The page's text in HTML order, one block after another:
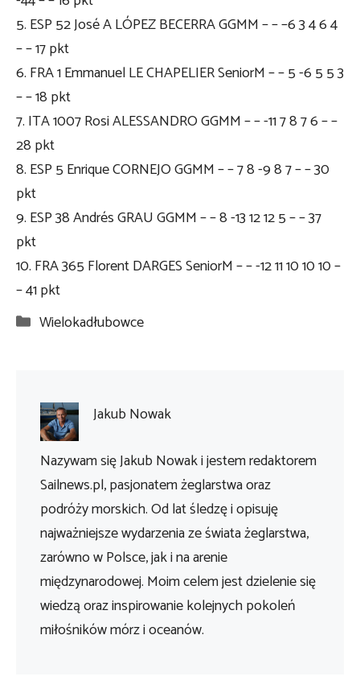
5. ESP 52 José A LÓPEZ BECERRA GGMM – – –6 3 4 6 4
– – 17 pkt
6. FRA 1 Emmanuel LE CHAPELIER SeniorM – – 5 -6 5 5 3
– – 18 pkt
7. ITA 1007 Rosi ALESSANDRO GGMM – – -11 7 8 7 6 – –
28 pkt
8. ESP 5 Enrique CORNEJO GGMM – – 7 8 -9 8 7 – – 30
pkt
9. ESP 38 Andrés GRAU GGMM – – 8 -13 12 12 5 – – 37
pkt
10. FRA 365 Florent DARGES SeniorM – – -12 11 10 10 10 –
– 41 pkt
Kategorie
Wielokadłubowce
Jakub Nowak
Nazywam się Jakub Nowak i jestem redaktorem
Sailnews.pl, pasjonatem żeglarstwa oraz
podróży morskich. Od lat śledzę i opisuję
najważniejsze wydarzenia ze świata żeglarstwa,
zarówno w Polsce, jak i na arenie
międzynarodowej. Moim celem jest dzielenie się
wiedzą oraz inspirowanie kolejnych pokoleń
miłośników mórz i oceanów.